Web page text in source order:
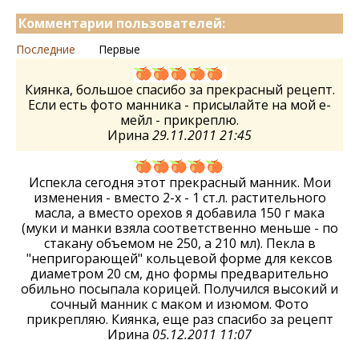
Комментарии пользователей:
Последние Первые
Киянка, большое спасибо за прекрасный рецепт.
Если есть фото манника - присылайте на мой е-
мейл - прикреплю.
Ирина 29.11.2011 21:45
Испекла сегодня этот прекрасный манник. Мои
изменения - вместо 2-х - 1 ст.л. растительного
масла, а вместо орехов я добавила 150 г мака
(муки и манки взяла соответственно меньше - по
стакану объемом не 250, а 210 мл). Пекла в
"непригорающей" кольцевой форме для кексов
диаметром 20 см, дно формы предварительно
обильно посыпала корицей. Получился высокий и
сочный манник с маком и изюмом. Фото
прикрепляю. Киянка, еще раз спасибо за рецепт
Ирина 05.12.2011 11:07